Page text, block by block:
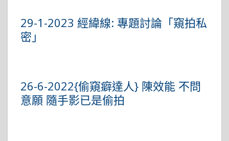
29-1-2023 經緯線: 專題討論「窺拍私
密」
26-6-2022{偷窺癖達人} 陳效能 不問
意願 隨手影已是偷拍